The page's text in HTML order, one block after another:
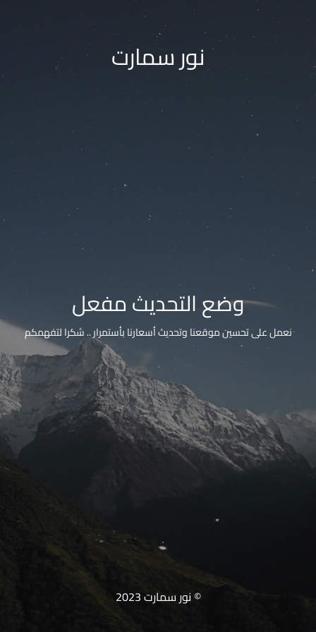
نور سمارت
وضع التحديث مفعل
نعمل على تحسين موقعنا وتحديث أسعارنا بأستمرار .. شكرا لتفهمكم
© نور سمارت 2023